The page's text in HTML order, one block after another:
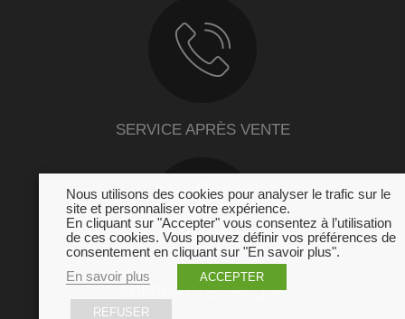
SERVICE APRÈS VENTE
SUPPORT TECHNIQUE
Nous utilisons des cookies pour analyser le trafic sur le
site et personnaliser votre expérience.
En cliquant sur "Accepter" vous consentez à l’utilisation
de ces cookies. Vous pouvez définir vos préférences de
consentement en cliquant sur "En savoir plus".
En savoir plus
ACCEPTER
REFUSER